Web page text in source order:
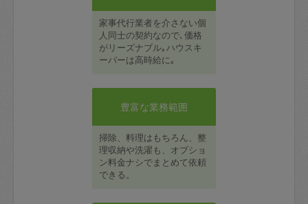
家事代行業者を介さない個
人同士の契約なので､価格
がリーズナブル｡ハウスキ
ーパーは高時給に｡
豊富な業務範囲
掃除、料理はもちろん、整
理収納や洗濯も、オプショ
ン料金ナシでまとめて依頼
できる。